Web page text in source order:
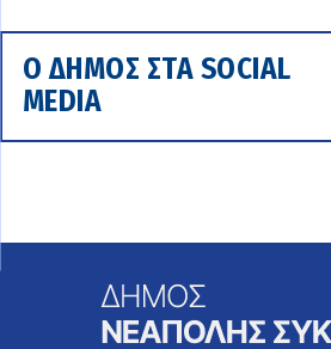
Ο ΔΗΜΟΣ ΣΤΑ SOCIAL
MEDIA